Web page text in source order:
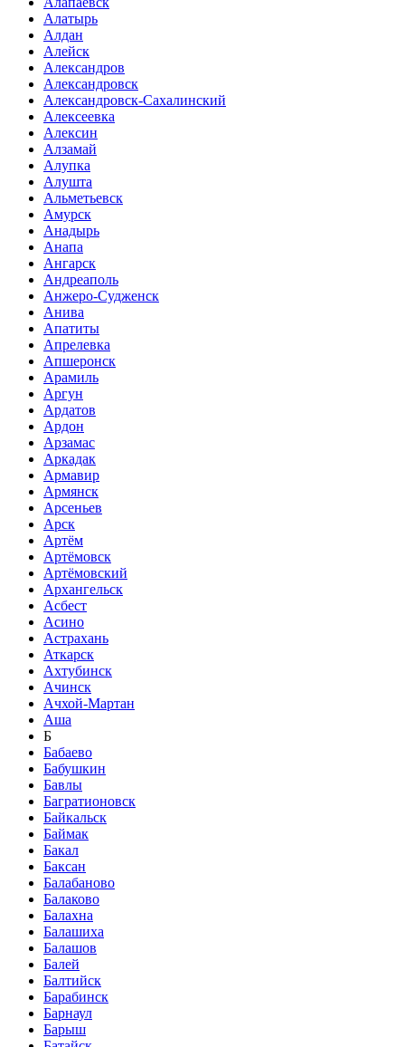
Алатырь
Алдан
Алейск
Александров
Александровск
Александровск-Сахалинский
Алексеевка
Алексин
Алзамай
Алупка
Алушта
Альметьевск
Амурск
Анадырь
Анапа
Ангарск
Андреаполь
Анжеро-Судженск
Анива
Апатиты
Апрелевка
Апшеронск
Арамиль
Аргун
Ардатов
Ардон
Арзамас
Аркадак
Армавир
Армянск
Арсеньев
Арск
Артём
Артёмовск
Артёмовский
Архангельск
Асбест
Асино
Астрахань
Аткарск
Ахтубинск
Ачинск
Ачхой-Мартан
Аша
Б
Бабаево
Бабушкин
Бавлы
Багратионовск
Байкальск
Баймак
Бакал
Баксан
Балабаново
Балаково
Балахна
Балашиха
Балашов
Балей
Балтийск
Барабинск
Барнаул
Барыш